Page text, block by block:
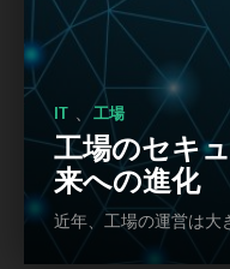
IT 、工場
工場のセキ
来への進化
近年、工場の運営は大